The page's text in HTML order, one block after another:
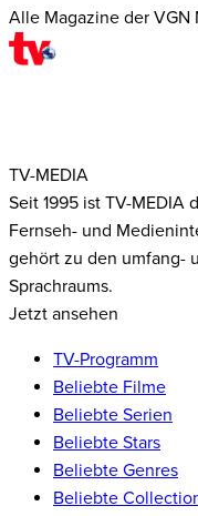
Alle Magazine der VGN
TV-MEDIA
Seit 1995 ist TV-
Fernseh- und
gehört zu den umfang-
Sprachraums.
Jetzt ansehen
TV-Programm
Beliebte Filme
Beliebte Serien
Beliebte Stars
Beliebte Genres
Beliebte